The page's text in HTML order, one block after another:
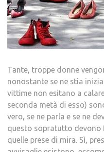
Tante, troppe donne
nonostante se ne stia
vittime non esitano a
seconda metà di esso)
vero, se ne parla e se ne
questo sopratutto devono
quelle prese di mira. Sì,